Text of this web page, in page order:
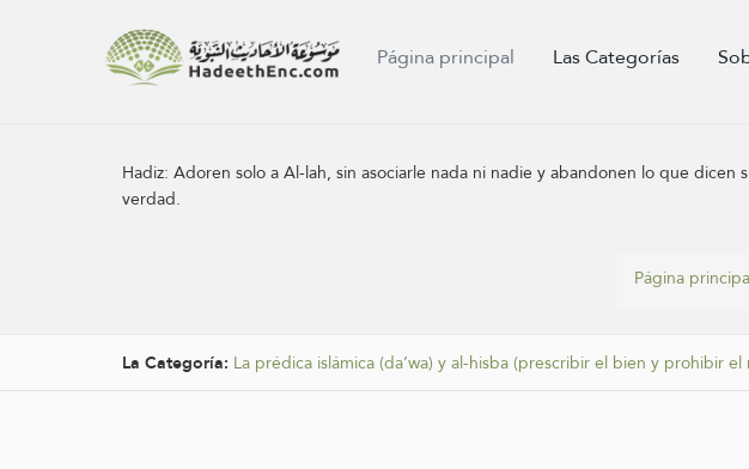
Página principal Las Categorías
Hadiz:Adoren solo a Al-lah, sin asociarle nada ni nadie y abandonen lo que
verdad.
Página
La Categoría: La prédica islámica (da’wa) y al-hisba (prescribir el bien y prohibir el